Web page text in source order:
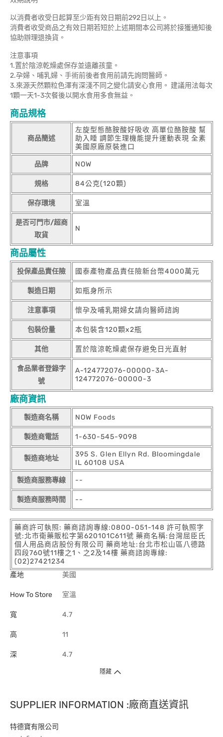
以消費者收受日起算至少距有效日期前292日以上。
消費者收受商品之有效日期若短於上述期間本公司將於接獲通知後
協助辦理退換貨。
注意事項
1.置於陰涼乾燥處保存並遠離孩童。
2.孕婦、哺乳婦、手術前後者食用前請先詢問醫師。
3.來源天然顆粒色澤有深淺不同之變化請安心食用。 建議用法每次
1顆一天1-3次餐後以開水食用多食無益。
商品規格
商品簡述
左旋型態酪胺酸好吸收 高單位酪胺酸 幫
助入睡 調節生理機能提升運動表現 全素
美國原廠原裝進口
品牌 NOW
規格 84公克(120顆)
保存環境 室溫
是否可門市/超商
取貨
N
商品屬性
投保產品責任險 國泰產物產品責任險新台幣4000萬元
製造日期 如瓶身所示
注意事項 懷孕及哺乳期婦女請向醫師諮詢
包裝份量 本包裝含120顆x2瓶
其他 置於陰涼乾燥處保存避免日光直射
食品業者登錄字
號
A-124772076-00000-3A-
124772076-00000-3
廠商資訊
製造商名稱 NOW Foods
製造商電話 1-630-545-9098
製造商地址
395 S. Glen Ellyn Rd. Bloomingdale
IL 60108 USA
製造商服務專線 --
製造商服務時間 --
藥商許可執照: 藥商諮詢專線:0800-051-148 許可執照字
號:北市衛藥販松字第620101C611號 藥商名稱:台灣屈臣氏
個人用品商店股份有限公司 藥商地址:台北市松山區八德路
四段760號11樓之1、之2及14樓 藥商諮詢專線:
(02)27421234
產地
美國
How To Store 室溫
寬 4.7
高 11
深 4.7
隱藏
SUPPLIER INFORMATION :廠商直送資訊
特德寶有限公司